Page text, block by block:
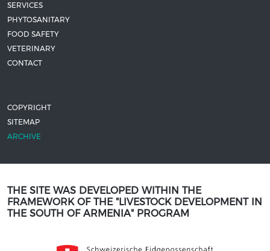
SERVICES
PHYTOSANITARY
FOOD SAFETY
VETERINARY
CONTACT
COPYRIGHT
SITEMAP
ARCHIVE
THE SITE WAS DEVELOPED WITHIN THE
FRAMEWORK OF THE "LIVESTOCK DEVELOPMENT IN
THE SOUTH OF ARMENIA" PROGRAM